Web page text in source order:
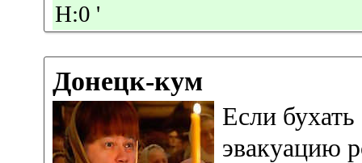
Н:0 '
Донецк-кум
Если
эвакуацию